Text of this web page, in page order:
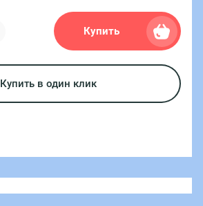
Купить
Купить в один клик